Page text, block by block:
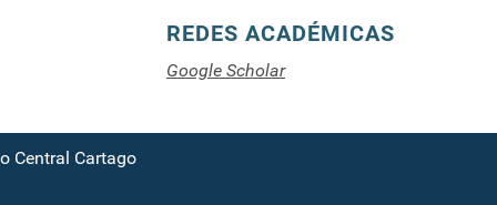
REDES ACADÉMICAS
Google Scholar
Central Cartago